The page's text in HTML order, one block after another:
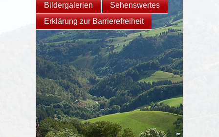
Bildergalerien
Sehenswertes
Erklärung zur Barrierefreiheit